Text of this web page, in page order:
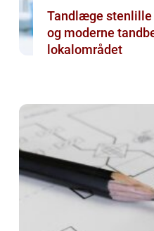
Tandlæge stenlille sådan finder du tryg
og moderne
lokalområdet